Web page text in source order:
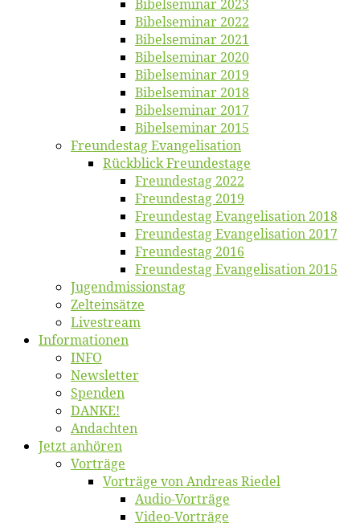
Bi­bel­se­mi­nar 2023
Bi­bel­se­mi­nar 2022
Bi­bel­se­mi­nar 2021
Bi­bel­se­mi­nar 2020
Bi­bel­se­mi­nar 2019
Bi­bel­se­mi­nar 2018
Bibelsemi­nar 2017
Bibelsemi­nar 2015
Freun­des­tag Evangelisation
Rück­blick Freundestage
Freun­des­tag 2022
Freun­des­tag 2019
Freun­des­tag Evan­ge­li­sa­ti­on 2018
Freun­des­tag Evan­ge­li­sa­ti­on 2017
Freun­des­tag 2016
Freun­des­tag Evan­ge­li­sa­ti­on 2015
Jugend­mis­sions­tag
Zelt­ein­sät­ze
Live­stream
Informatio­nen
INFO
News­let­ter
Spen­den
DANKE!
An­dach­ten
Jetzt an­hö­ren
Vor­trä­ge
Vor­trä­ge von An­dre­as Riedel
Au­dio-Vor­trä­ge
Vi­deo-Vor­trä­ge